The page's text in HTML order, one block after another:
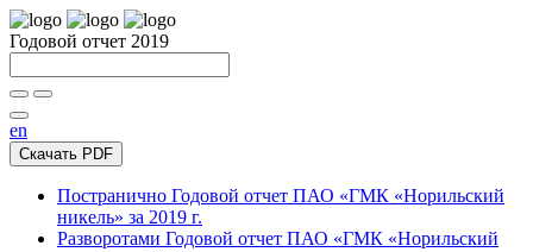
Годовой отчет 2019
en
Скачать PDF
Постранично Годовой отчет ПАО «ГМК «Норильский
никель» за 2019 г.
Разворотами Годовой отчет ПАО «ГМК «Норильский